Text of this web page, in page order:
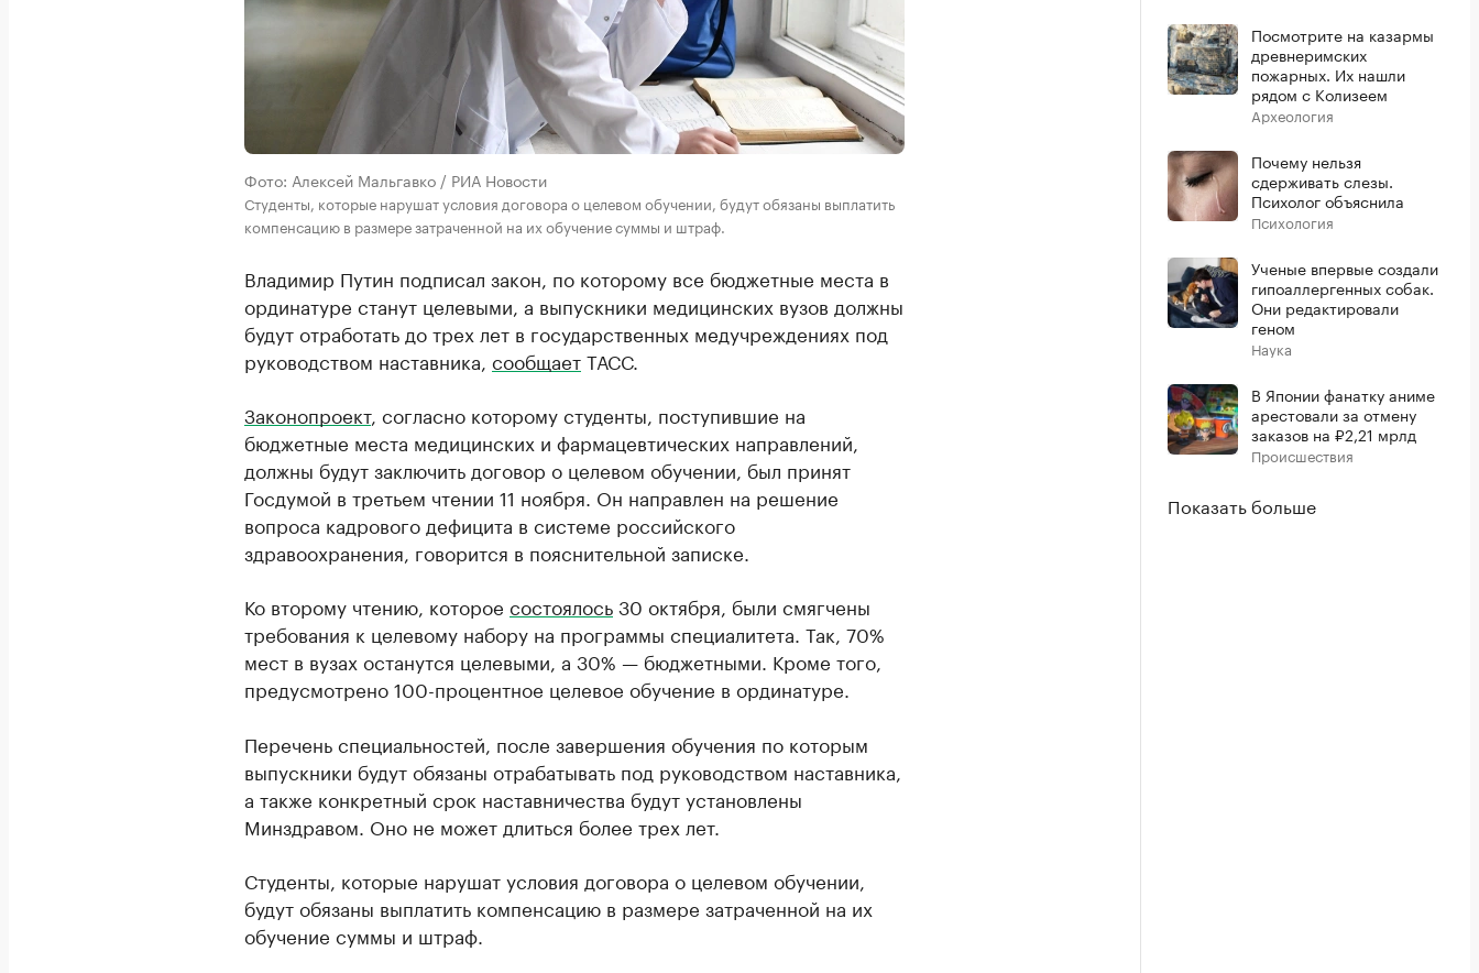
Фото: Алексей Мальгавко / РИА Новости
Студенты, которые нарушат условия договора о целевом обучении, будут обязаны выплатить
компенсацию в размере затраченной на их обучение суммы и штраф.
Владимир Путин подписал закон, по которому все бюджетные места в
ординатуре станут целевыми, а выпускники медицинских вузов должны
будут отработать до трех лет в государственных медучреждениях под
руководством наставника, сообщаетТАСС.
Законопроект, согласно которому студенты, поступившие на
бюджетные места медицинских и фармацевтических направлений,
должны будут заключить договор о целевом обучении, был принят
Госдумой в третьем чтении 11 ноября. Он направлен на решение
вопроса кадрового дефицита в системе российского
здравоохранения, говорится в пояснительной записке.
Ко второму чтению, которое состоялось30 октября, были смягчены
требования к целевому набору на программы специалитета. Так, 70%
мест в вузах останутся целевыми, а 30% — бюджетными. Кроме того,
предусмотрено 100-процентное целевое обучение в ординатуре.
Перечень специальностей, после завершения обучения по которым
выпускники будут обязаны отрабатывать под руководством наставника,
а также конкретный срок наставничества будут установлены
Минздравом. Оно не может длиться более трех лет.
Студенты, которые нарушат условия договора о целевом обучении,
будут обязаны выплатить компенсацию в размере затраченной на их
обучение суммы и штраф.
Посмотрите на казармы
древнеримских
пожарных. Их нашли
рядом с Колизеем
Археология
Почему нельзя
сдерживать слезы.
Психолог объяснила
Психология
Ученые впервые создали
гипоаллергенных собак.
Они редактировали
геном
Наука
В Японии фанатку аниме
арестовали за отмену
заказов на ₽2,21 мрлд
Происшествия
Показать больше